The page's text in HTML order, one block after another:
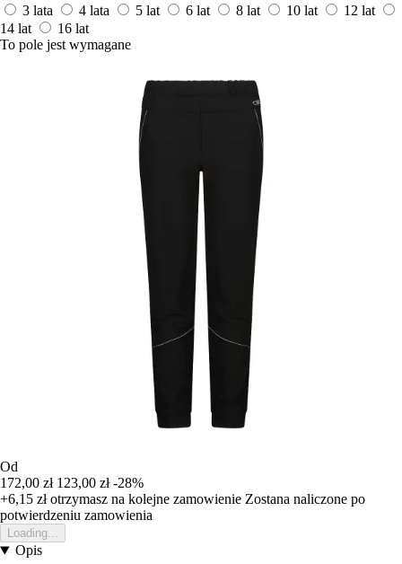
3 lata 4 lata 5 lat 6 lat 8 lat 10 lat
12 lat
14 lat
16 lat
To pole jest wymagane
Od
172,00 zł 123,00 zł -28%
+6,15 złotrzymasz na kolejne zamowienie Zostana naliczone po
potwierdzeniu zamowienia
Loading...
Opis